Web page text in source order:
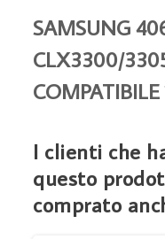
SAMSUNG
CLX3300/
I clienti che
questo
comprato